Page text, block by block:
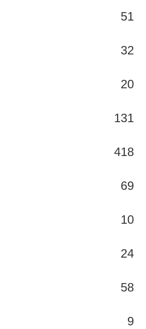
51
32
20
131
418
69
10
24
58
9